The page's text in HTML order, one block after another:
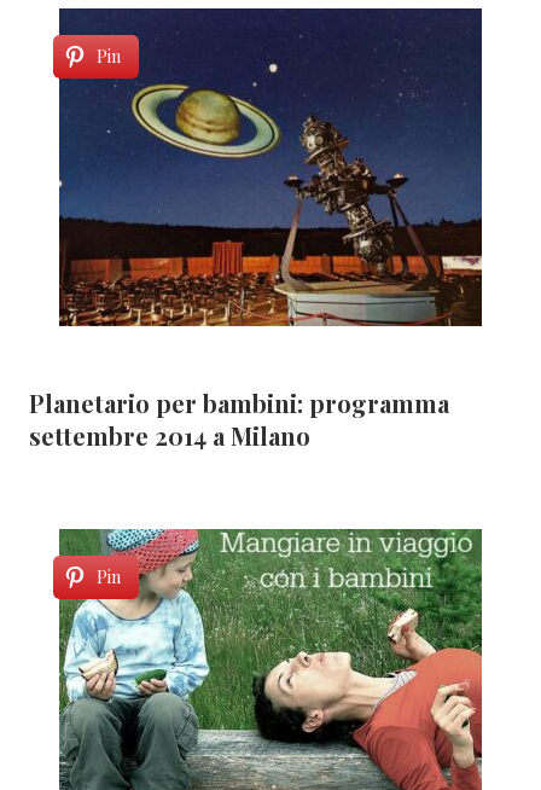
Pin
Planetario per bambini: programma
settembre 2014 a Milano
Pin